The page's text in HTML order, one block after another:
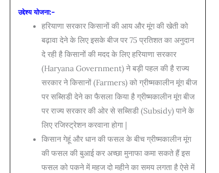
उद्देश्य योजना:-
हरियाणा सरकार किसानों की आय और मूंग की खेती को
बढ़ावा देने के लिए इसके बीज पर 75 प्रतिशत का अनुदान
दे रही है किसानों की मदद के लिए हरियाणा सरकार
(Haryana Government) ने बड़ी पहल की है राज्य
सरकार ने किसानों (Farmers) को ग्रीष्मकालीन मूंग बीज
पर सब्सिडी देने का फैसला किया है ग्रीष्मकालीन मूंग बीज
पर राज्य सरकार की ओर से सब्सिडी (Subsidy) पाने के
लिए रजिस्ट्रेशन करवाना होगा |
किसान गेहूं और धान की फसल के बीच ग्रीष्मकालीन मूंग
की फसल की बुआई कर अच्छा मुनाफा कमा सकते हैं इस
फसल को पकने में महज दो महीने का समय लगता है ऐसे में